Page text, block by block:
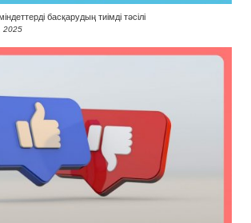
басқарудың тиімді тәсілі
2025